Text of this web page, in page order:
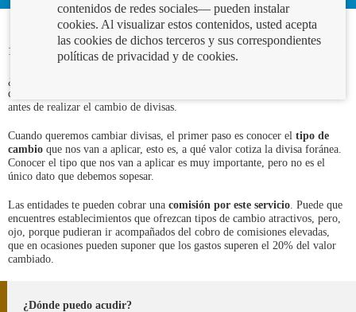
18/04/2023
¿Estás planeando un viaje a un país fuera de la zona euro y necesitas
comprar moneda extranjera? En este post te explicamos lo más importante
antes de realizar el cambio de divisas.
Cuando queremos cambiar divisas, el primer paso es conocer el tipo de
cambio que nos van a aplicar, esto es, a qué valor cotiza la divisa foránea.
Conocer el tipo que nos van a aplicar es muy importante, pero no es el
único dato que debemos sopesar.
Las entidades te pueden cobrar una comisión por este servicio. Puede que
encuentres establecimientos que ofrezcan tipos de cambio atractivos, pero,
ojo, porque pudieran ir acompañados del cobro de comisiones elevadas,
que en ocasiones pueden suponer que los gastos superen el 20% del valor
cambiado.
¿Dónde puedo acudir?
contenidos de redes sociales— pueden instalar
cookies. Al visualizar estos contenidos, usted acepta
las cookies de dichos terceros y sus correspondientes
políticas de privacidad y de cookies.